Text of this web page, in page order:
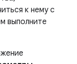
к нему с
выполните